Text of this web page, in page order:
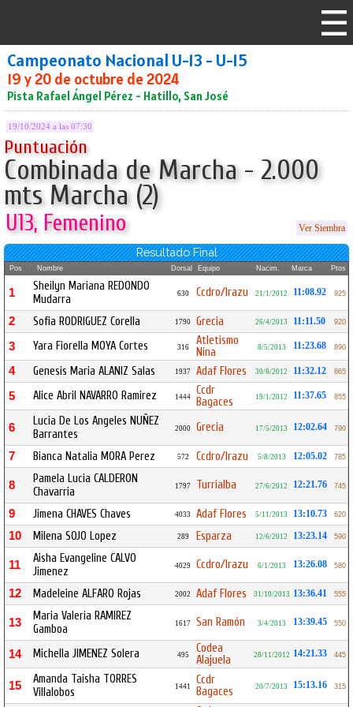
Campeonato Nacional U-13 - U-15
19 y 20 de octubre de 2024
Pista Rafael Ángel Pérez - Hatillo, San José
19/10/2024 a las 07:30
Puntuación
Combinada de Marcha - 2.000
mts Marcha (2)
U13, Femenino Ver Siembra
Resultado Final
Pos Nombre Dorsal Equipo Nacim. Marca Ptos
1
Sheilyn Mariana REDONDO
Mudarra
630 Ccdro/Irazu 21/1/2012 11:08.92 925
2 Sofia RODRIGUEZ Corella 1790 Grecia 26/4/2013 11:11.50 920
3 Yara Fiorella MOYA Cortes 316
Atletismo
Nina
8/5/2013 11:23.68 890
4 Genesis Maria ALANIZ Salas 1937 Adaf Flores 30/8/2012 11:32.12 865
5 Alice Abril NAVARRO Ramirez 1444
Ccdr
Bagaces
19/1/2012 11:37.65 855
6
Lucia De Los Angeles NUÑEZ
Barrantes
2000 Grecia 17/5/2013 12:02.64 790
7 Bianca Natalia MORA Perez 572 Ccdro/Irazu 5/8/2013 12:05.02 785
8
Pamela Lucia CALDERON
Chavarria
1797 Turrialba 27/6/2012 12:21.76 745
9 Jimena CHAVES Chaves 4033 Adaf Flores 5/11/2013 13:10.73 620
10 Milena SOJO Lopez 289 Esparza 12/6/2012 13:23.14 590
11
Aisha Evangeline CALVO
Jimenez
4029 Ccdro/Irazu 6/1/2013 13:26.08 580
12 Madeleine ALFARO Rojas 2002 Adaf Flores 31/10/2013 13:36.41 555
13
Maria Valeria RAMIREZ
Gamboa
1617 San Ramón 3/4/2013 13:39.45 550
14 Michella JIMENEZ Solera 495
Codea
Alajuela
28/11/2012 14:21.33 445
15
Amanda Taisha TORRES
Villalobos
1441
Ccdr
Bagaces
20/7/2013 15:13.16 315